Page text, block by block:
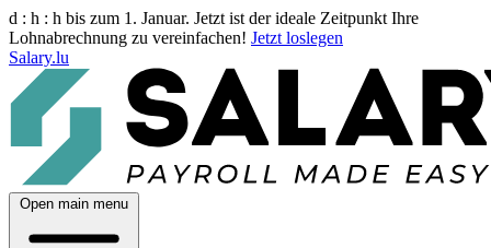
d : h : h bis zum 1. Januar. Jetzt ist der ideale Zeitpunkt Ihre
Lohnabrechnung zu vereinfachen! Jetzt loslegen
Salary.lu
Open main menu